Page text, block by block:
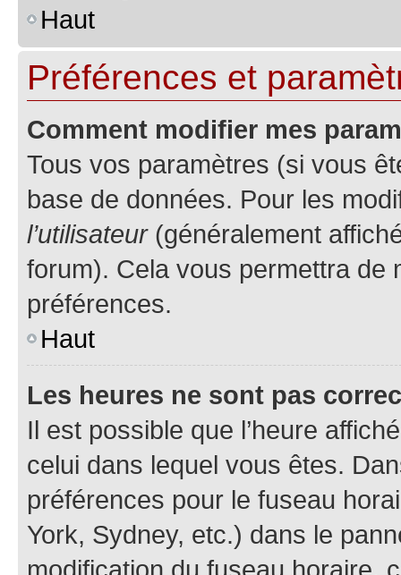
Haut
Préférences et
Comment modifier mes
Tous vos paramètres (si vous
base de données. Pour les
l’utilisateur(généralement
forum). Cela vous permettra de
préférences.
Haut
Les heures ne sont pas
Il est possible que l’heure
celui dans lequel vous êtes.
préférences pour le fuseau
York, Sydney, etc.) dans le